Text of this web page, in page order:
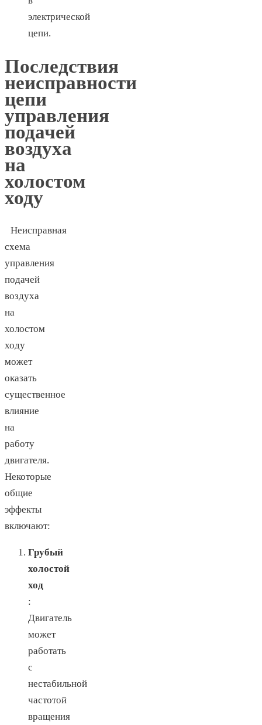
электрической
цепи.
Последствия
неисправности
цепи
управления
подачей
воздуха
на
холостом
ходу
Неисправная
схема
управления
подачей
воздуха
на
холостом
ходу
может
оказать
существенное
влияние
на
работу
двигателя.
Некоторые
общие
эффекты
включают:
Грубый
холостой
ход
:
Двигатель
может
работать
с
нестабильной
частотой
вращения